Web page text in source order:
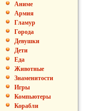
Аниме
Армия
Гламур
Города
Девушки
Дети
Еда
Животные
Знаменитости
Игры
Компьютеры
Корабли